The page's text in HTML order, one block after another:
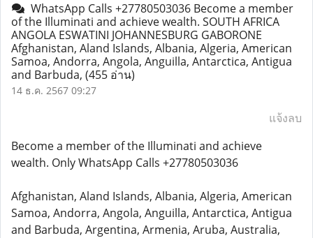
WhatsApp Calls +27780503036 Become a member
of the Illuminati and achieve wealth. SOUTH AFRICA
ANGOLA ESWATINI JOHANNESBURG GABORONE
Afghanistan, Aland Islands, Albania, Algeria, American
Samoa, Andorra, Angola, Anguilla, Antarctica, Antigua
and Barbuda, (455 อ่าน)
14 ธ.ค. 2567 09:27
แจ้งลบ
Become a member of the Illuminati and achieve
wealth. Only WhatsApp Calls +27780503036
Afghanistan, Aland Islands, Albania, Algeria, American
Samoa, Andorra, Angola, Anguilla, Antarctica, Antigua
and Barbuda, Argentina, Armenia, Aruba, Australia,